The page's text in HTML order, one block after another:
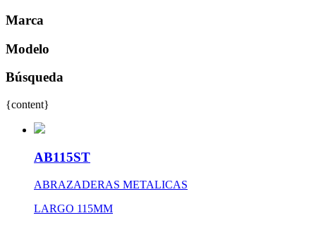
Marca
Modelo
Búsqueda
{content}
AB115ST
ABRAZADERAS METALICAS
LARGO 115MM